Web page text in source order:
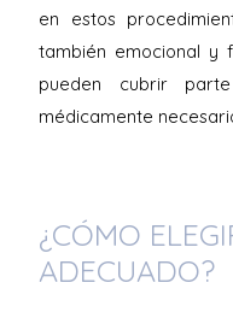
en estos
también emocional y
pueden cubrir
médicamente
¿CÓMO
ADECUADO?